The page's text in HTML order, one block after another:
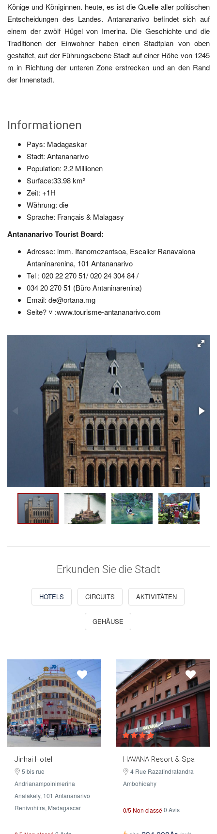
Könige und Königinnen. heute, es ist die Quelle aller politischen
Entscheidungen des Landes. Antananarivo befindet sich auf
einem der zwölf Hügel von Imerina. Die Geschichte und die
Traditionen der Einwohner haben einen Stadtplan von oben
gestaltet, auf der Führungsebene Stadt auf einer Höhe von 1245
m in Richtung der unteren Zone erstrecken und an den Rand
der Innenstadt.
Informationen
Pays: Madagaskar
Stadt: Antananarivo
Population: 2.2 Millionen
Surface:33.98 km²
Zeit: +1H
Währung: die
Sprache: Français & Malagasy
Antananarivo Tourist Board:
Adresse: imm. Ifanomezantsoa, Escalier Ranavalona
Antaninarenina, 101 Antananarivo
Tel : 020 22 270 51/ 020 24 304 84 /
034 20 270 51 (Büro Antaninarenina)
Email: de@ortana.mg
Seite? ˅ :www.tourisme-antananarivo.com
Erkunden Sie die Stadt
HOTELS CIRCUITS AKTIVITÄTEN
GEHÄUSE
Jinhai Hotel
5 bis rue
Andrianampoinimerina
Analakely, 101 Antananarivo
Renivohitra, Madagascar
HAVANA Resort & Spa
4 Rue Razafindratandra
Ambohidahy
0/5 Non classé0 Avis